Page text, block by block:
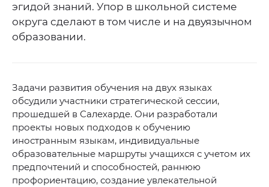
эгидой знаний. Упор в школьной системе
округа сделают в том числе и на двуязычном
образовании.
Задачи развития обучения на двух языках
обсудили участники стратегической сессии,
прошедшей в Салехарде. Они разработали
проекты новых подходов к обучению
иностранным языкам, индивидуальные
образовательные маршруты учащихся с учетом их
предпочтений и способностей, раннюю
профориентацию, создание увлекательной